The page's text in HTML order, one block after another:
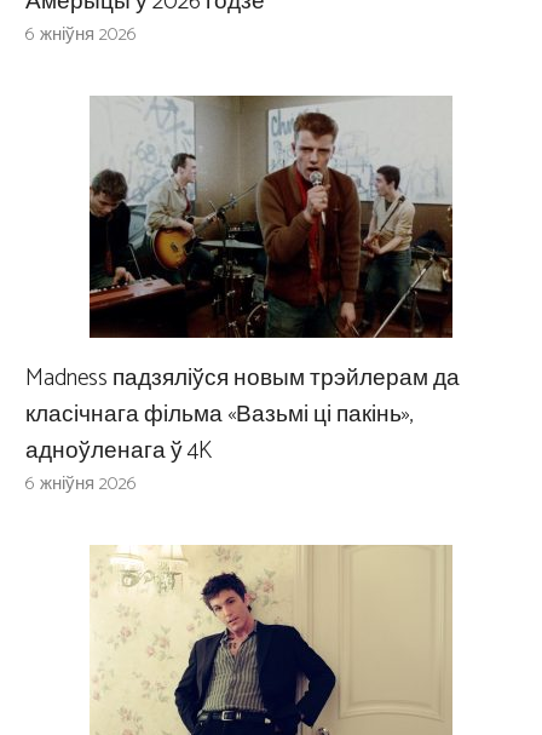
6 жніўня 2026
Madness падзяліўся новым трэйлерам да
класічнага фільма «Вазьмі ці пакінь»,
адноўленага ў 4K
6 жніўня 2026